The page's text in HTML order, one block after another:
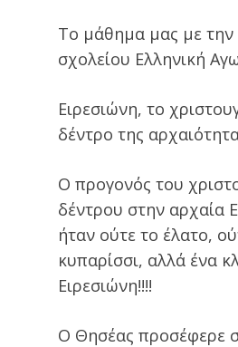
Το μάθημα μας με την
σχολείου Ελληνική
Ειρεσιώνη, το
δέντρο της
Ο προγονός του
δέντρου στην αρχαία
ήταν ούτε το έλατο,
κυπαρίσσι, αλλά ένα
Ειρεσιώνη!!!!
Ο Θησέας προσέφερε